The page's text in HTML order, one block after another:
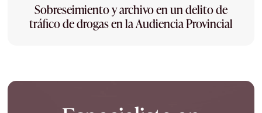
Sobreseimiento y archivo en un delito de
tráfico de drogas en la Audiencia Provincial